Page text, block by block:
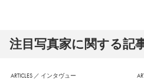
注⽬写真家に関する記
ARTICLES ／ インタヴュー